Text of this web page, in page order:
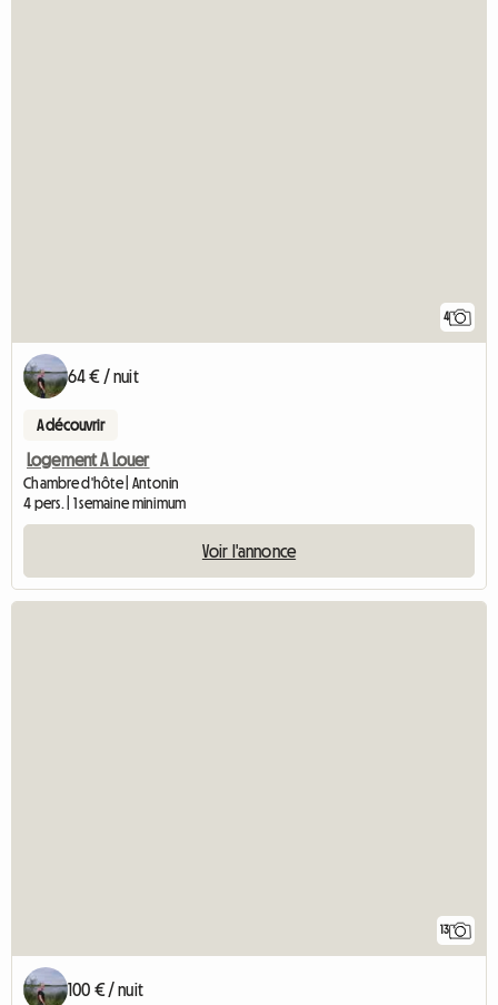
4
64 € / nuit
A découvrir
Logement A Louer
Chambre d'hôte | Antonin
4 pers. | 1 semaine minimum
Voir l'annonce
13
100 € / nuit